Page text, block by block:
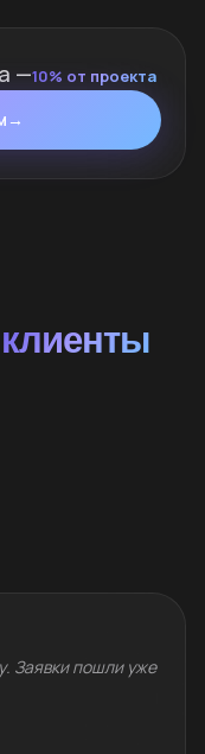
—10% от проекта
→
клиенты
Заявки пошли уже